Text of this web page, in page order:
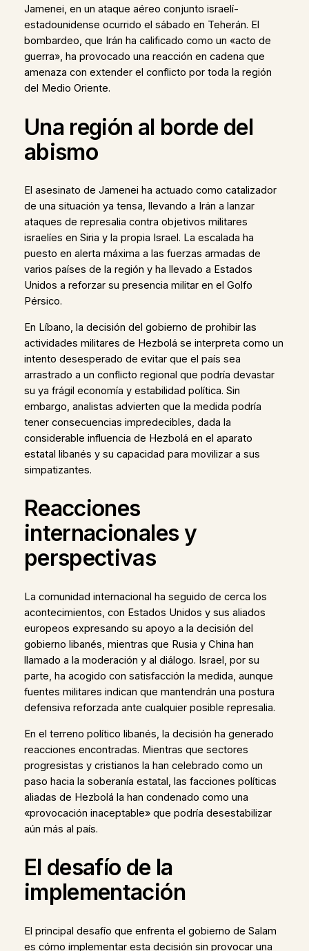
Jamenei, en un ataque aéreo conjunto israelí-
estadounidense ocurrido el sábado en Teherán. El
bombardeo, que Irán ha calificado como un «acto de
guerra», ha provocado una reacción en cadena que
amenaza con extender el conflicto por toda la región
del Medio Oriente.
Una región al borde del
abismo
El asesinato de Jamenei ha actuado como catalizador
de una situación ya tensa, llevando a Irán a lanzar
ataques de represalia contra objetivos militares
israelíes en Siria y la propia Israel. La escalada ha
puesto en alerta máxima a las fuerzas armadas de
varios países de la región y ha llevado a Estados
Unidos a reforzar su presencia militar en el Golfo
Pérsico.
En Líbano, la decisión del gobierno de prohibir las
actividades militares de Hezbolá se interpreta como un
intento desesperado de evitar que el país sea
arrastrado a un conflicto regional que podría devastar
su ya frágil economía y estabilidad política. Sin
embargo, analistas advierten que la medida podría
tener consecuencias impredecibles, dada la
considerable influencia de Hezbolá en el aparato
estatal libanés y su capacidad para movilizar a sus
simpatizantes.
Reacciones
internacionales y
perspectivas
La comunidad internacional ha seguido de cerca los
acontecimientos, con Estados Unidos y sus aliados
europeos expresando su apoyo a la decisión del
gobierno libanés, mientras que Rusia y China han
llamado a la moderación y al diálogo. Israel, por su
parte, ha acogido con satisfacción la medida, aunque
fuentes militares indican que mantendrán una postura
defensiva reforzada ante cualquier posible represalia.
En el terreno político libanés, la decisión ha generado
reacciones encontradas. Mientras que sectores
progresistas y cristianos la han celebrado como un
paso hacia la soberanía estatal, las facciones políticas
aliadas de Hezbolá la han condenado como una
«provocación inaceptable» que podría desestabilizar
aún más al país.
El desafío de la
implementación
El principal desafío que enfrenta el gobierno de Salam
es cómo implementar esta decisión sin provocar una